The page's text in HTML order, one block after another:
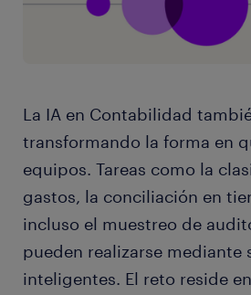
La IA en Contabilidad
transformando la forma en
equipos. Tareas como la
gastos, la conciliación en
incluso el muestreo de
pueden realizarse mediante
inteligentes. El reto reside